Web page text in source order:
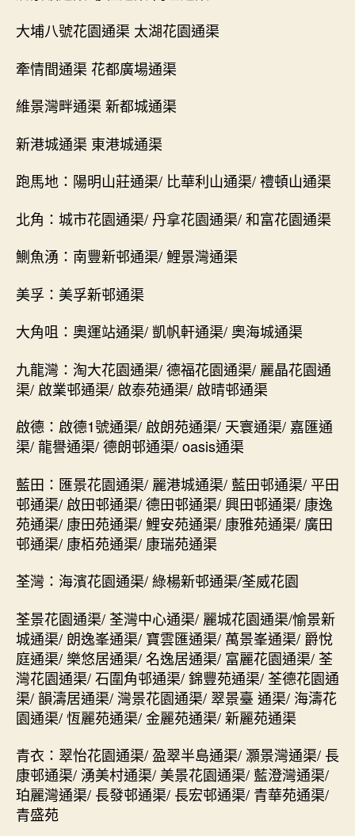
大埔八號花園通渠 太湖花園通渠
牽情間通渠 花都廣場通渠
維景灣畔通渠 新都城通渠
新港城通渠 東港城通渠
跑馬地：陽明山莊通渠/ 比華利山通渠/ 禮頓山通渠
北角：城市花園通渠/ 丹拿花園通渠/ 和富花園通渠
鰂魚湧：南豐新邨通渠/ 鯉景灣通渠
美孚：美孚新邨通渠
大角咀：奧運站通渠/ 凱帆軒通渠/ 奧海城通渠
九龍灣：淘大花園通渠/ 德福花園通渠/ 麗晶花園通
渠/ 啟業邨通渠/ 啟泰苑通渠/ 啟晴邨通渠
啟德：啟德1號通渠/ 啟朗苑通渠/ 天寰通渠/ 嘉匯通
渠/ 龍譽通渠/ 德朗邨通渠/ oasis通渠
藍田：匯景花園通渠/ 麗港城通渠/ 藍田邨通渠/ 平田
邨通渠/ 啟田邨通渠/ 德田邨通渠/ 興田邨通渠/ 康逸
苑通渠/ 康田苑通渠/ 鯉安苑通渠/ 康雅苑通渠/ 廣田
邨通渠/ 康栢苑通渠/ 康瑞苑通渠
荃灣：海濱花園通渠/ 綠楊新邨通渠/荃威花園
荃景花園通渠/ 荃灣中心通渠/ 麗城花園通渠/愉景新
城通渠/ 朗逸峯通渠/ 寶雲匯通渠/ 萬景峯通渠/ 爵悅
庭通渠/ 樂悠居通渠/ 名逸居通渠/ 富麗花園通渠/ 荃
灣花園通渠/ 石圍角邨通渠/ 錦豐苑通渠/ 荃德花園通
渠/ 韻濤居通渠/ 灣景花園通渠/ 翠景臺 通渠/ 海濤花
園通渠/ 恆麗苑通渠/ 金麗苑通渠/ 新麗苑通渠
青衣：翠怡花園通渠/ 盈翠半島通渠/ 灝景灣通渠/ 長
康邨通渠/ 湧美村通渠/ 美景花園通渠/ 藍澄灣通渠/
珀麗灣通渠/ 長發邨通渠/ 長宏邨通渠/ 青華苑通渠/
青盛苑